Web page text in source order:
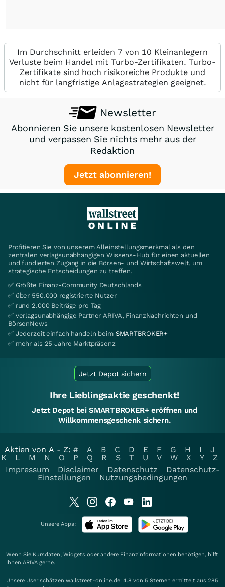
Im Durchschnitt erleiden 7 von 10 Kleinanlegern
Verluste beim Handel mit Turbo-Zertifikaten. Turbo-
Zertifikate sind hoch risikoreiche Produkte und
nicht für langfristige Anlagestrategien geeignet.
Newsletter
Abonnieren Sie unsere kostenlosen Newsletter
und verpassen Sie nichts mehr aus der
Redaktion
Jetzt abonnieren!
Profitieren Sie von unserem Alleinstellungsmerkmal als den
zentralen verlagsunabhängigen Wissens-Hub für einen aktuellen
und fundierten Zugang in die Börsen- und Wirtschaftswelt, um
strategische Entscheidungen zu treffen.
✅ Größte Finanz-Community Deutschlands
✅ über 550.000 registrierte Nutzer
✅ rund 2.000 Beiträge pro Tag
✅ verlagsunabhängige Partner ARIVA, FinanzNachrichten und
BörsenNews
✅ Jederzeit einfach handeln beim SMARTBROKER+
✅ mehr als 25 Jahre Marktpräsenz
Jetzt Depot sichern
Ihre Lieblingsaktie geschenkt!
Jetzt Depot bei SMARTBROKER+ eröffnen und
Willkommensgeschenk sichern.
Aktien von A - Z: # A B C D E F G H I
J
K
L M N O P Q R S T U V W X Y
Z
Impressum
Disclaimer Datenschutz
Datenschutz-
Einstellungen
Nutzungsbedingungen
Unsere Apps:
Wenn Sie Kursdaten, Widgets oder andere Finanzinformationen benötigen, hilft
Ihnen ARIVA gerne.
Unsere User schätzen wallstreet-online.de: 4.8 von 5 Sternen ermittelt aus 285